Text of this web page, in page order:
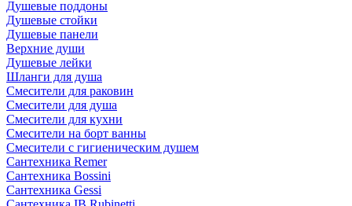
Душевые поддоны
Душевые стойки
Душевые панели
Верхние души
Душевые лейки
Шланги для душа
Смесители для раковин
Смесители для душа
Смесители для кухни
Смесители на борт ванны
Смесители с гигиеническим душем
Сантехника Remer
Сантехника Bossini
Сантехника Gessi